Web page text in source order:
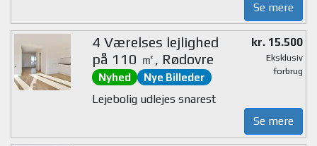
Se mere
4 Værelses lejlighed
på 110 ㎡, Rødovre
Nyhed Nye Billeder
kr. 15.500
Eksklusiv
forbrug
Lejebolig udlejes snarest
Se mere